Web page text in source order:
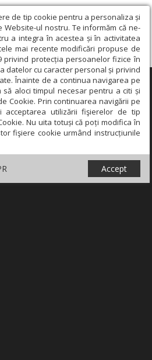
de tip cookie pentru a personaliza și
ul nostru. Te informăm că ne-
a integra în acestea și în activitatea
mai recente modificări propuse de
privind protecția persoanelor fizice în
datelor cu caracter personal și privind
Înainte de a continua navigarea pe
aloci timpul necesar pentru a citi și
Cookie. Prin continuarea navigării pe
acceptarea utilizării fişierelor de tip
Nu uita totuși că poți modifica în
fişiere cookie urmând instrucțiunile
Accept
×